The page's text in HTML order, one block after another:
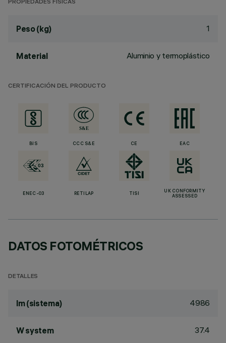
PROPIEDADES FÍSICAS
Peso (kg) 1
Material Aluminio y termoplástico
CERTIFICACIÓN DEL PRODUCTO
BIS CCC S&E CE EAC
ENEC-03 RETILAP TISI
UK CONFORMITY
ASSESSED
DATOS FOTOMÉTRICOS
DETALLES
lm (sistema) 4986
W system 37.4